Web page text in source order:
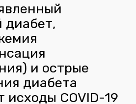
диабет,
и острые
диабета
исходы COVID-19